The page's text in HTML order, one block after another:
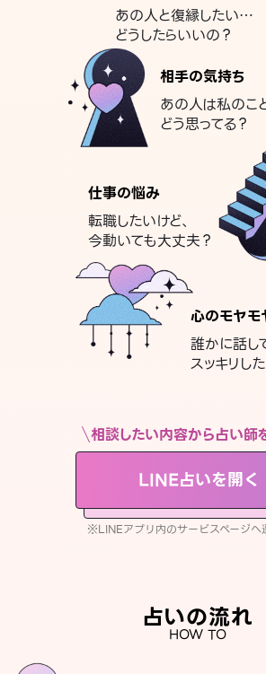
あの人と復縁したい…
どうしたらいいの？
相手の気持ち
あの人は私のこ
どう思ってる？
仕事の悩み
転職したいけど、
今動いても大丈夫？
心のモヤモ
誰かに話し
スッキリし
相談したい内容から占い師
LINE占いを開く
※LINEアプリ内のサービスページへ
占いの流れ
HOW TO